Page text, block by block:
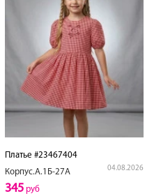
Платье #23467404
Корпус.А.1Б-27А
04.08.2026
345 руб